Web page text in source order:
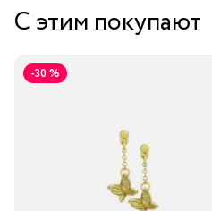
Курьером за 1-2 дня
В пункт выдачи заказов Boxberry
Подробнее о сроках доставки
С этим покупают
-30 %